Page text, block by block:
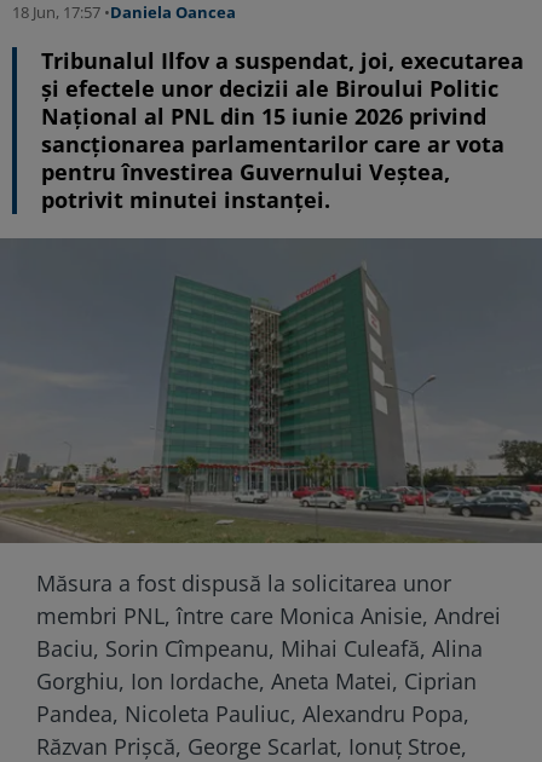
18 Jun, 17:57 •Daniela Oancea
Tribunalul Ilfov a suspendat, joi, executarea
și efectele unor decizii ale Biroului Politic
Național al PNL din 15 iunie 2026 privind
sancționarea parlamentarilor care ar vota
pentru învestirea Guvernului Veștea,
potrivit minutei instanței.
Măsura a fost dispusă la solicitarea unor
membri PNL, între care Monica Anisie, Andrei
Baciu, Sorin Cîmpeanu, Mihai Culeafă, Alina
Gorghiu, Ion Iordache, Aneta Matei, Ciprian
Pandea, Nicoleta Pauliuc, Alexandru Popa,
Răzvan Prișcă, George Scarlat, Ionuț Stroe,